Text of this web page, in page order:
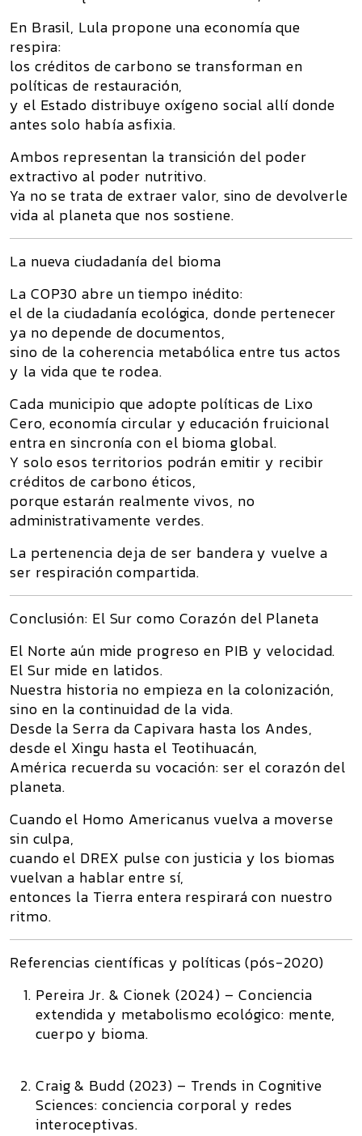
En Brasil, Lula propone una economía que
respira:
los créditos de carbono se transforman en
políticas de restauración,
y el Estado distribuye oxígeno social allí donde
antes solo había asfixia.
Ambos representan la transición del poder
extractivo al poder nutritivo.
Ya no se trata de extraer valor, sino de devolverle
vida al planeta que nos sostiene.
La nueva ciudadanía del bioma
La COP30 abre un tiempo inédito:
el de laciudadanía ecológica, donde pertenecer
ya no depende de documentos,
sino de la coherencia metabólica entre tus actos
y la vida que te rodea.
Cada municipio que adopte políticas de Lixo
Cero, economía circular y educación fruicional
entra en sincronía con el bioma global.
Y solo esos territorios podrán emitir y recibir
créditos de carbono éticos,
porque estarán realmente vivos, no
administrativamente verdes.
La pertenencia deja de ser bandera y vuelve a
ser respiración compartida.
Conclusión: El Sur como Corazón del Planeta
El Norte aún mide progreso en PIB y velocidad.
El Sur mide en latidos.
Nuestra historia no empieza en la colonización,
sino en la continuidad de la vida.
Desde la Serra da Capivara hasta los Andes,
desde el Xingu hasta el Teotihuacán,
América recuerda su vocación: ser el corazón del
planeta.
Cuando el Homo Americanus vuelva a moverse
sin culpa,
cuando el DREX pulse con justicia y los biomas
vuelvan a hablar entre sí,
entonces la Tierra entera respirará con nuestro
ritmo.
Referencias científicas y políticas (pós-2020)
Pereira Jr. & Cionek (2024) –Conciencia
extendida y metabolismo ecológico: mente,
cuerpo y bioma.
Craig & Budd (2023) – Trends in Cognitive
Sciences: conciencia corporal y redes
interoceptivas.